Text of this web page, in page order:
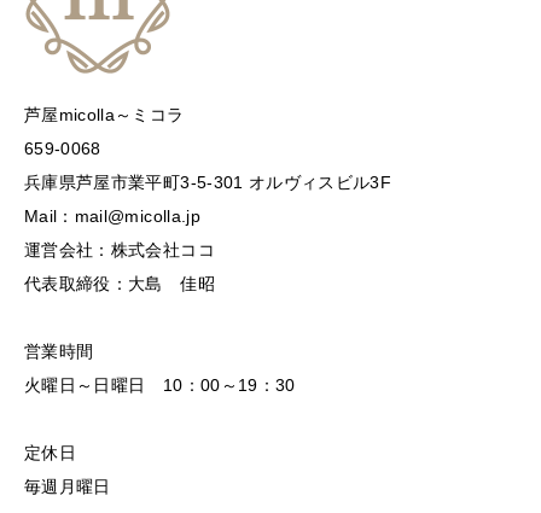
芦屋micolla～ミコラ
659-0068
兵庫県芦屋市業平町3-5-301 オルヴィスビル3F
Mail：mail@micolla.jp
運営会社：株式会社ココ
代表取締役：大島 佳昭
営業時間
火曜日～日曜日 10：00～19：30
定休日
毎週月曜日